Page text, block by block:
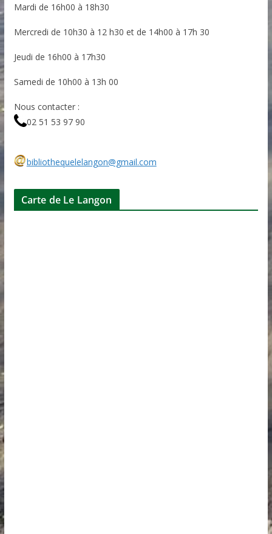
Mardi de 16h00 à 18h30
Mercredi de 10h30 à 12 h30 et de 14h00 à 17h 30
Jeudi de 16h00 à 17h30
Samedi de 10h00 à 13h 00
Nous contacter :
02 51 53 97 90
bibliothequelelangon@gmail.com
Carte de Le Langon